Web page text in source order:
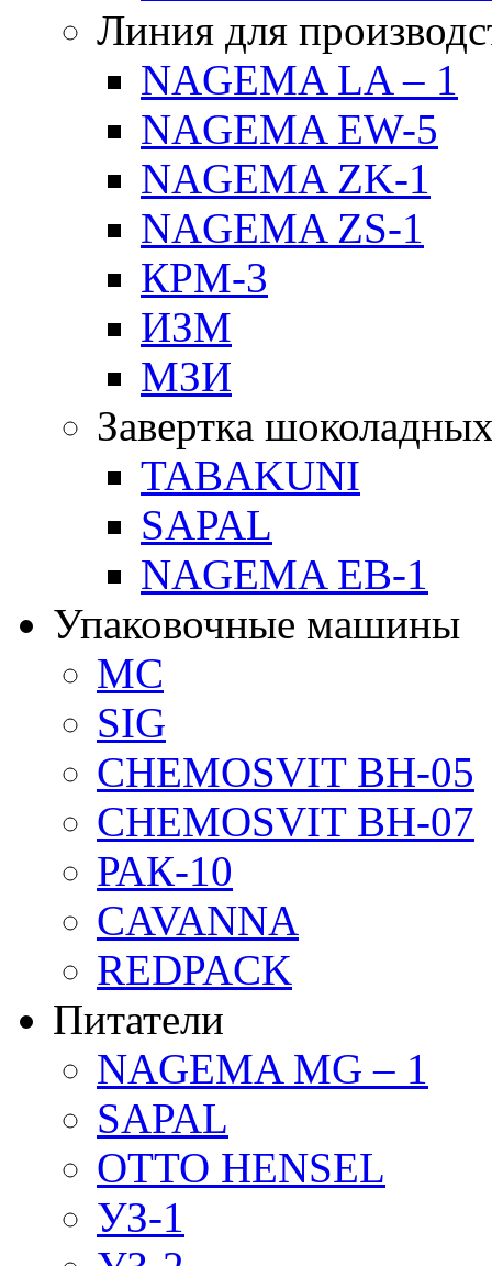
Линия для
NAGEMA LA – 1
NAGEMA EW-5
NAGEMA ZK-1
NAGEMA ZS-1
КРМ-3
ИЗМ
МЗИ
Завертка
TABAKUNI
SAPAL
NAGEMA EB-1
Упаковочные машины
MC
SIG
CHEMOSVIT BH-05
CHEMOSVIT BH-07
РАК-10
CAVANNA
REDPACK
Питатели
NAGEMA MG – 1
SAPAL
OTTO HENSEL
УЗ-1